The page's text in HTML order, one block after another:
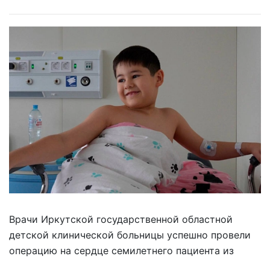
Врачи Иркутской государственной областной
детской клинической больницы успешно провели
операцию на сердце семилетнего пациента из